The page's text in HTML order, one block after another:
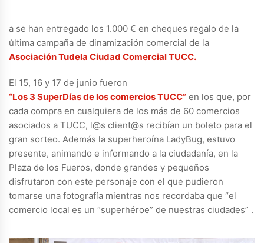
a se han entregado los 1.000 € en cheques regalo de la
última campaña de dinamización comercial de la
Asociación Tudela Ciudad Comercial TUCC.
El 15, 16 y 17 de junio fueron
“Los 3 SuperDías de los comercios TUCC” en los que, por
cada compra en cualquiera de los más de 60 comercios
asociados a TUCC, l@s client@s recibían un boleto para el
gran sorteo. Además la superheroína LadyBug, estuvo
presente, animando e informando a la ciudadanía, en la
Plaza de los Fueros, donde grandes y pequeños
disfrutaron con este personaje con el que pudieron
tomarse una fotografía mientras nos recordaba que “el
comercio local es un “superhéroe” de nuestras ciudades” .